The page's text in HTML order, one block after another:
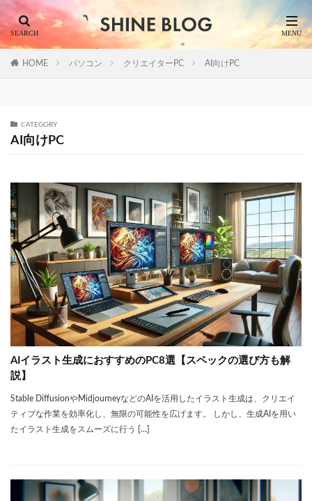
HOME パソコン クリエイターPC AI向けPC
CATEGORY
AI向けPC
AIイラスト生成におすすめのPC8選【スペックの選び方も解
説】
Stable DiffusionやMidjourneyなどのAIを活用したイラスト生成は、クリエイ
ティブな作業を効率化し、無限の可能性を広げます。 しかし、生成AIを用い
たイラスト生成をスムーズに行う […]